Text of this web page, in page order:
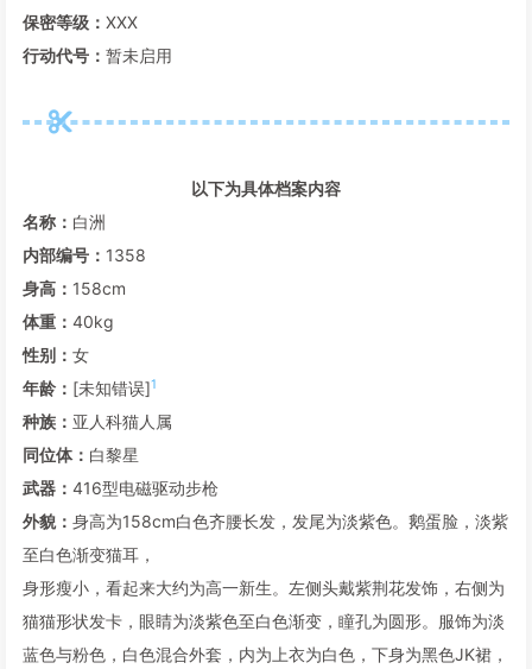
保密等级： XXX
行动代号： 暂未启用
以下为具体档案内容
名称： 白洲
内部编号： 1358
身高： 158cm
体重： 40kg
性别： 女
年龄： [未知错误]1
种族： 亚人科猫人属
同位体： 白黎星
武器： 416型电磁驱动步枪
外貌： 身高为158cm白色齐腰长发，发尾为淡紫色。鹅蛋脸，淡紫
至白色渐变猫耳，
身形瘦小，看起来大约为高一新生。左侧头戴紫荆花发饰，右侧为
猫猫形状发卡，眼睛为淡紫色至白色渐变，瞳孔为圆形。服饰为淡
蓝色与粉色，白色混合外套，内为上衣为白色，下身为黑色JK裙，